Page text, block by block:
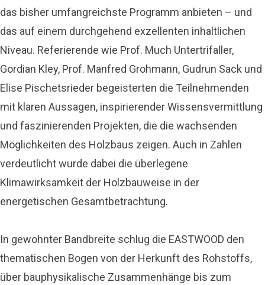
das bisher umfangreichste Programm anbieten – und
das auf einem durchgehend exzellenten inhaltlichen
Niveau. Referierende wie Prof. Much Untertrifaller,
Gordian Kley, Prof. Manfred Grohmann, Gudrun Sack und
Elise Pischetsrieder begeisterten die Teilnehmenden
mit klaren Aussagen, inspirierender Wissensvermittlung
und faszinierenden Projekten, die die wachsenden
Möglichkeiten des Holzbaus zeigen. Auch in Zahlen
verdeutlicht wurde dabei die überlegene
Klimawirksamkeit der Holzbauweise in der
energetischen Gesamtbetrachtung.
In gewohnter Bandbreite schlug die EASTWOOD den
thematischen Bogen von der Herkunft des Rohstoffs,
über bauphysikalische Zusammenhänge bis zum